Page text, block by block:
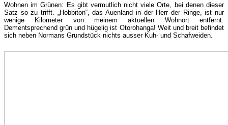
Wohnen im Grünen: Es gibt vermutlich nicht viele Orte, bei denen dieser
Satz so zu trifft. „Hobbiton“, das Auenland in der Herr der Ringe, ist nur
wenige Kilometer von meinem aktuellen Wohnort entfernt.
Dementsprechend grün und hügelig ist Otorohanga! Weit und breit befindet
sich neben Normans Grundstück nichts ausser Kuh- und Schafweiden.